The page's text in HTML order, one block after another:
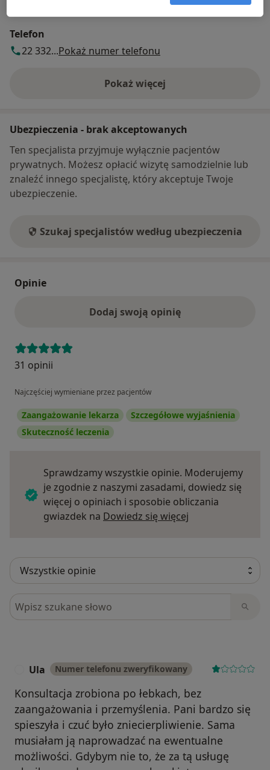
Telefon
22 332...Pokaż numer telefonu
Pokaż więcej
o adresie
Ubezpieczenia - brak akceptowanych
Ten specjalista przyjmuje wyłącznie pacjentów
prywatnych. Możesz opłacić wizytę samodzielnie lub
znaleźć innego specjalistę, który akceptuje Twoje
ubezpieczenie.
Szukaj specjalistów według ubezpieczenia
Opinie
Dodaj swoją opinię
31 opinii
Najczęściej wymieniane przez pacjentów
Zaangażowanie lekarza
Szczegółowe wyjaśnienia
Skuteczność leczenia
Sprawdzamy wszystkie opinie. Moderujemy
je zgodnie z naszymi zasadami, dowiedz się
więcej o opiniach i sposobie obliczania
gwiazdek na Dowiedz się więcej
Szukaj w opiniach
Ula Numer telefonu zweryfikowany
Konsultacja zrobiona po łebkach, bez
zaangażowania i przemyślenia. Pani bardzo się
spieszyła i czuć było zniecierpliwienie. Sama
musiałam ją naprowadzać na ewentualne
możliwości. Gdybym nie to, że za tą usługę